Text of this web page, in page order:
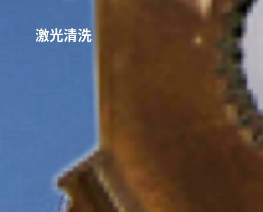
激光清洗
激光清洗
激光清洗